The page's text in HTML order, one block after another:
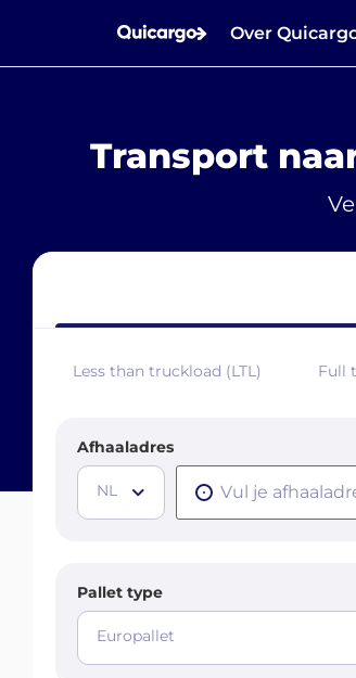
Over
Transport
Less than truckload (LTL) Full
Afhaaladres
NL
Pallet type
Europallet